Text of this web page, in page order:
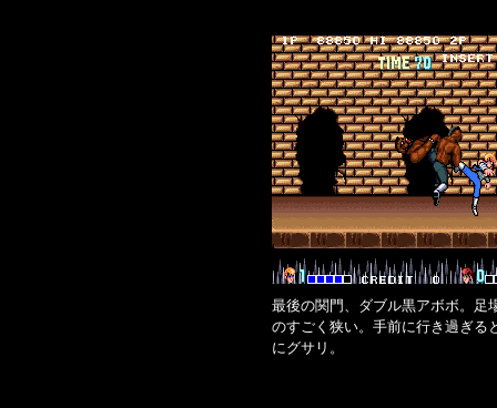
最後の関門、ダブル黒アボボ。足
のすごく狭い。手前に行き過ぎる
にグサリ。